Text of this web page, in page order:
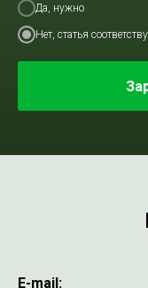
Да, нужно
Нет, статья
E-mail: